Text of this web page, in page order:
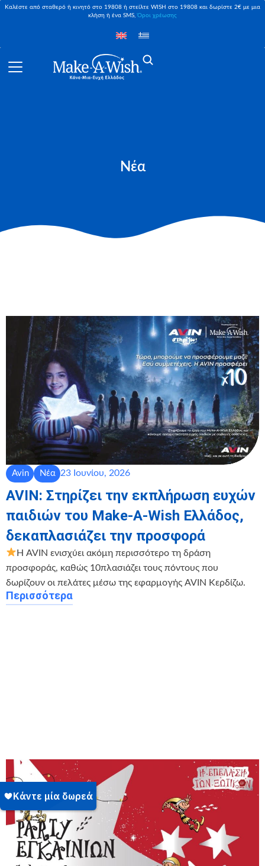
Καλέστε από σταθερό ή κινητό στο 19808 ή στείλτε WISH στο 19808 και δωρίστε 2€ με μια
κλήση ή ένα SMS,Όροι χρέωσης
Νέα
Avin Νέα 23 Ιουνίου, 2026
AVIN: Στηρίζει την εκπλήρωση ευχών
παιδιών του Make-A-Wish Ελλάδος,
δεκαπλασιάζει την προσφορά
Η AVIN ενισχύει ακόμη περισσότερο τη δράση
προσφοράς, καθώς 10πλασιάζει τους πόντους που
δωρίζουν οι πελάτες μέσω της εφαρμογής AVIN Κερδίζω.
Περισσότερα